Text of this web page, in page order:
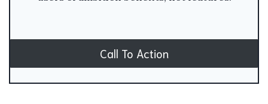
Call To Action